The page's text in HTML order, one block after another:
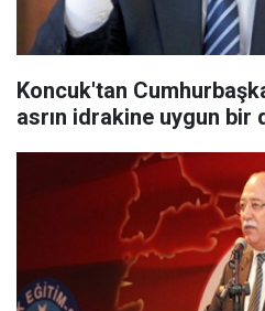
Koncuk'tan
asrın idrakine uygun bir